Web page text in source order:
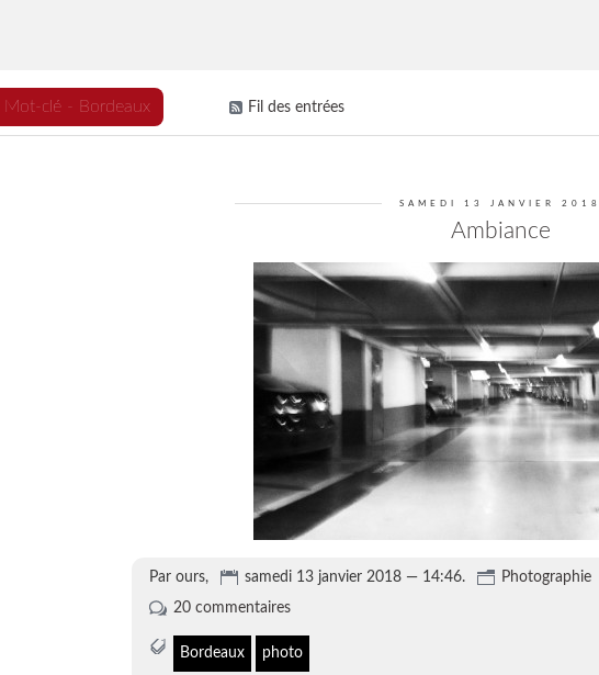
Mot-clé - Bordeaux
Fil des entrées
SAMEDI 13 JANVIER 2018
Ambiance
Par ours, samedi 13 janvier 2018 — 14:46.
Photographie
20 commentaires
Bordeaux photo